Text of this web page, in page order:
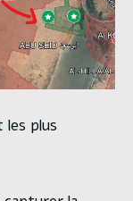
les plus